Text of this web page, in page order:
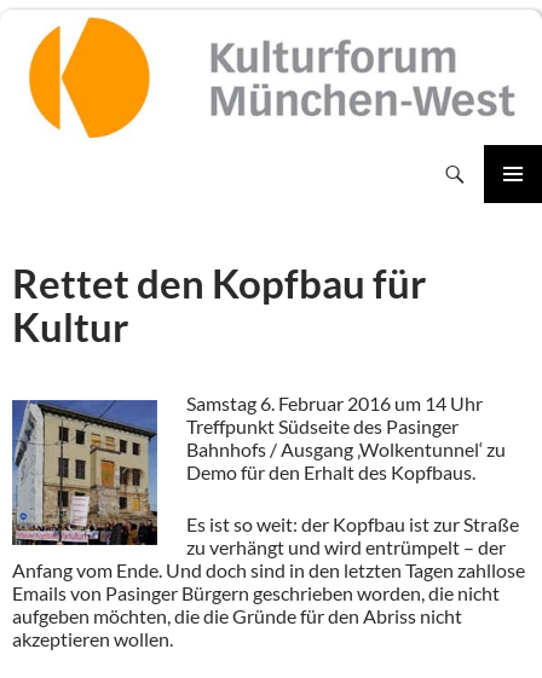
Inhalt
springen
Rettet den Kopfbau für
Kultur
Samstag 6. Februar 2016 um 14 Uhr
Treffpunkt Südseite des Pasinger
Bahnhofs / Ausgang ‚Wolkentunnel‘ zu
Demo für den Erhalt des Kopfbaus.
Es ist so weit: der Kopfbau ist zur Straße
zu verhängt und wird entrümpelt – der
Anfang vom Ende. Und doch sind in den letzten Tagen zahllose
Emails von Pasinger Bürgern geschrieben worden, die nicht
aufgeben möchten, die die Gründe für den Abriss nicht
akzeptieren wollen.